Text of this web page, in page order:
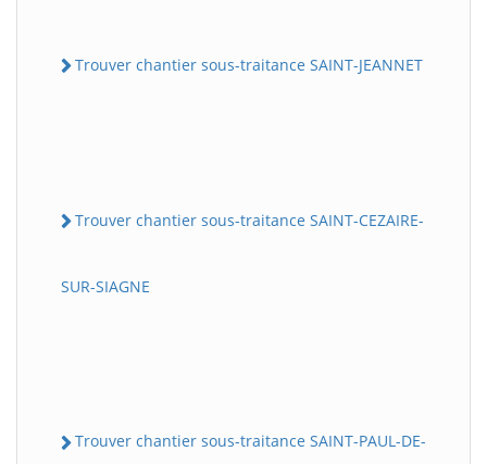
Trouver chantier sous-traitance SAINT-JEANNET
Trouver chantier sous-traitance SAINT-CEZAIRE-
SUR-SIAGNE
Trouver chantier sous-traitance SAINT-PAUL-DE-